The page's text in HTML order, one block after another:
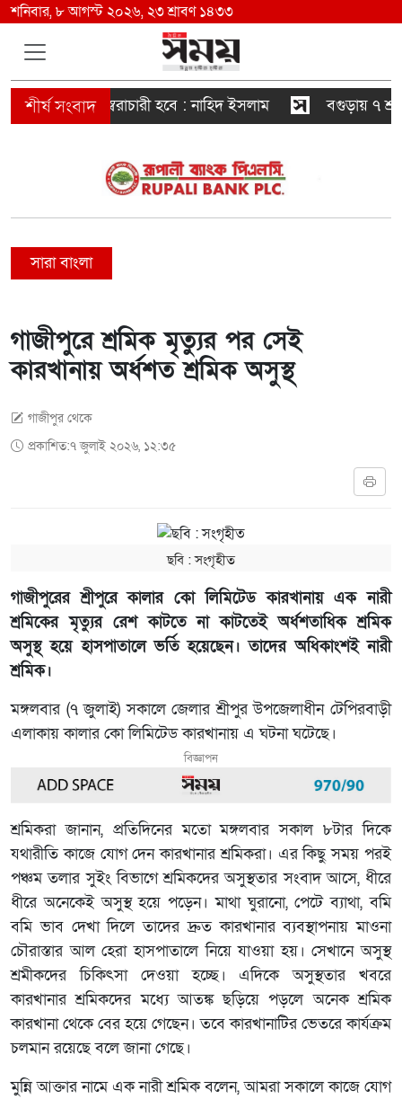
শনিবার, ৮ আগস্ট ২০২৬, ২৩ শ্রাবণ ১৪৩৩
সরকারও স্বৈরাচারী হবে : নাহিদ ইসলাম বগুড়ায় ৭
সারা বাংলা
গাজীপুরে শ্রমিক মৃত্যুর পর সেই
কারখানায় অর্ধশত শ্রমিক অসুস্থ
গাজীপুর থেকে
প্রকাশিত:৭ জুলাই ২০২৬, ১২:৩৫
ছবি ‍: সংগৃহীত
গাজীপুরের শ্রীপুরে কালার কো লিমিটেড কারখানায় এক নারী
শ্রমিকের মৃত্যুর রেশ কাটতে না কাটতেই অর্ধশতাধিক শ্রমিক
অসুস্থ হয়ে হাসপাতালে ভর্তি হয়েছেন। তাদের অধিকাংশই নারী
শ্রমিক।
মঙ্গলবার (৭ জুলাই) সকালে জেলার শ্রীপুর উপজেলাধীন টেপিরবাড়ী
এলাকায় কালার কো লিমিটেড কারখানায় এ ঘটনা ঘটেছে।
বিজ্ঞাপন
শ্রমিকরা জানান, প্রতিদিনের মতো মঙ্গলবার সকাল ৮টার দিকে
যথারীতি কাজে যোগ দেন কারখানার শ্রমিকরা। এর কিছু সময় পরই
পঞ্চম তলার সুইং বিভাগে শ্রমিকদের অসুস্থতার সংবাদ আসে, ধীরে
ধীরে অনেকেই অসুস্থ হয়ে পড়েন। মাথা ঘুরানো, পেটে ব্যাথা, বমি
বমি ভাব দেখা দিলে তাদের দ্রুত কারখানার ব্যবস্থাপনায় মাওনা
চৌরাস্তার আল হেরা হাসপাতালে নিয়ে যাওয়া হয়। সেখানে অসুস্থ
শ্রমীকদের চিকিৎসা দেওয়া হচ্ছে। এদিকে অসুস্থতার খবরে
কারখানার শ্রমিকদের মধ্যে আতঙ্ক ছড়িয়ে পড়লে অনেক শ্রমিক
কারখানা থেকে বের হয়ে গেছেন। তবে কারখানাটির ভেতরে কার্যক্রম
চলমান রয়েছে বলে জানা গেছে।
মুন্নি আক্তার নামে এক নারী শ্রমিক বলেন, আমরা সকালে কাজে যোগ